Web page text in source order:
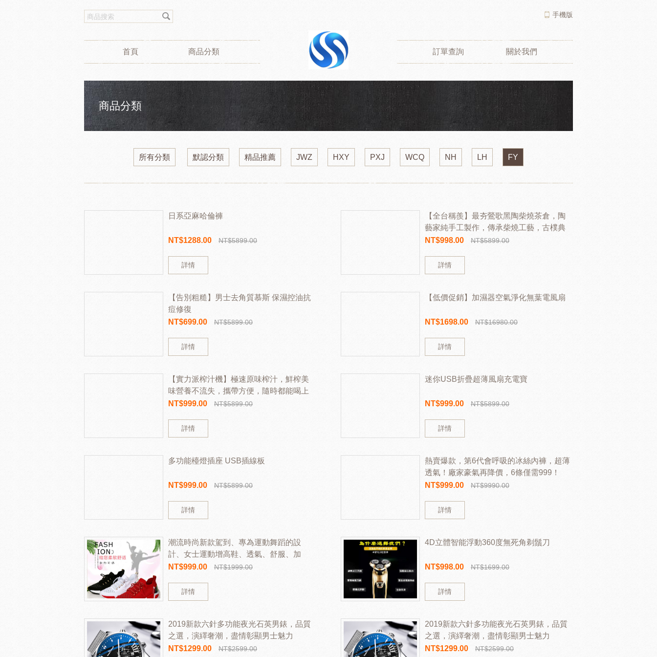
手機版
首頁 商品分類 訂單查詢 關於我們
商品分類
所有分類 默認分類 精品推薦 JWZ HXY PXJ WCQ NH LH FY
日系亞麻哈倫褲
NT$1288.00 NT$5899.00
詳情
【全台稱羨】最夯鶯歌黑陶柴燒茶倉，陶
藝家純手工製作，傳承柴燒工藝，古樸典
雅，抑菌保鮮，防潮防黴，透氣醒茶，品
NT$998.00 NT$5899.00
詳情
【告別粗糙】男士去角質慕斯 保濕控油抗
痘修復
NT$699.00
NT$5899.00
詳情
【低價促銷】加濕器空氣淨化無葉電風扇
NT$1698.00 NT$16980.00
詳情
【實力派榨汁機】極速原味榨汁，鮮榨美
味營養不流失，攜帶方便，隨時都能喝上
新鮮果汁
NT$999.00 NT$5899.00
詳情
迷你USB折疊超薄風扇充電寶
NT$999.00 NT$5899.00
詳情
多功能檯燈插座 USB插線板
NT$999.00 NT$5899.00
詳情
熱賣爆款，第6代會呼吸的冰絲內褲，超薄
透氣！廠家豪氣再降價，6條僅需999！
NT$999.00
NT$9990.00
詳情
潮流時尚新款駕到、專為運動舞蹈的設
計、女士運動增高鞋、透氣、舒服、加
棉、安全、好看、百搭
NT$999.00 NT$1999.00
詳情
4D立體智能浮動360度無死角剃鬚刀
NT$998.00 NT$1699.00
詳情
2019新款六針多功能夜光石英男錶，品質
之選，演繹奢潮，盡情彰顯男士魅力
NT$1299.00
NT$2599.00
2019新款六針多功能夜光石英男錶，品質
之選，演繹奢潮，盡情彰顯男士魅力
NT$1299.00
NT$2599.00